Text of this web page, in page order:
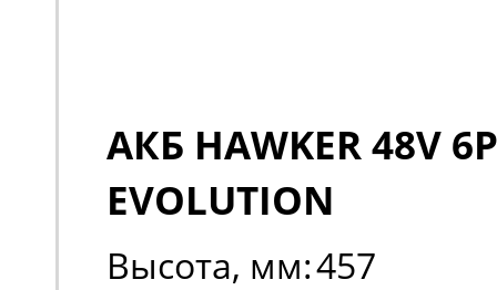
АКБ HAWKER 48V
EVOLUTION
Высота, мм:457